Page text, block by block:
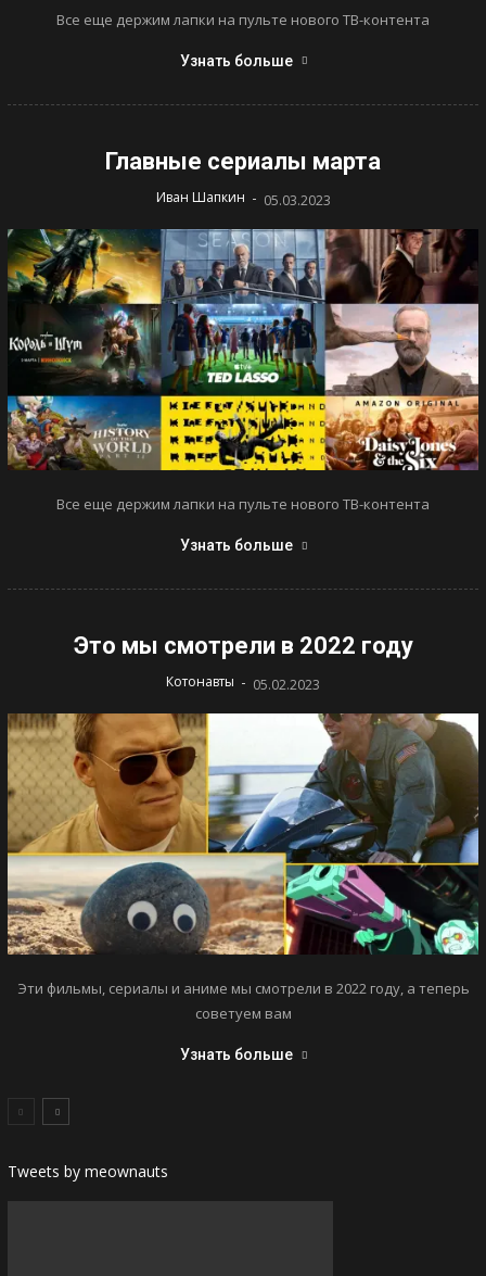
Все еще держим лапки на пульте нового ТВ-контента
Узнать больше
Главные сериалы марта
Иван Шапкин - 05.03.2023
Все еще держим лапки на пульте нового ТВ-контента
Узнать больше
Это мы смотрели в 2022 году
Котонавты - 05.02.2023
Эти фильмы, сериалы и аниме мы смотрели в 2022 году, а теперь
советуем вам
Узнать больше
Tweets by meownauts